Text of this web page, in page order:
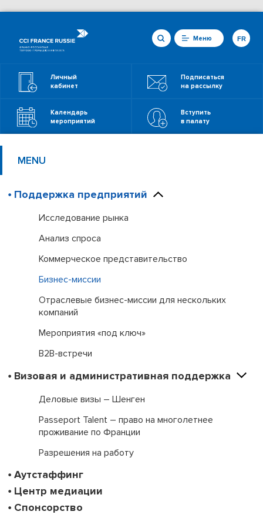
Меню
Личный
кабинет
Подписаться
на рассылку
Календарь
мероприятий
Вступить
в палату
FR
MENU
Поддержка предприятий
Исследование рынка
Анализ спроса
Коммерческое представительство
Бизнес-миссии
Отраслевые бизнес-миссии для нескольких
компаний
Мероприятия «под ключ»
B2B-встречи
Визовая и административная поддержка
Деловые визы – Шенген
Passeport Talent – право на многолетнее
проживание по Франции
Разрешения на работу
Аутстаффинг
Центр медиации
Спонсорство